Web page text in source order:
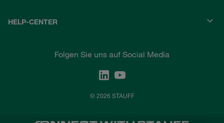
HELP-CENTER
Folgen Sie uns auf Social Media
© 2026 STAUFF